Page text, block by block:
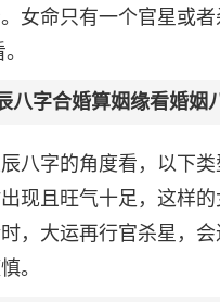
女命只有一个官星或
八字合婚算姻缘看婚姻
八字的角度看，以下
现且旺气十足，这样
，大运再行官杀星，
。